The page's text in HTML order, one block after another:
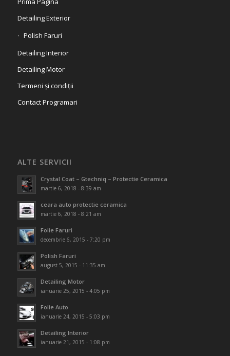
Detailing Exterior
Polish Faruri
Detailing Interior
Detailing Motor
Termeni și condiții
Contact Programari
ALTE SERVICII
Crystal Coat – Gtechniq – Protectie Ceramica
martie 6, 2018 - 8:39 am
ceara auto protectie ceramica
martie 6, 2018 - 8:21 am
Folie Faruri
decembrie 6, 2015 - 7:20 pm
Polish Faruri
august 5, 2015 - 11:35 am
Detailing Motor
ianuarie 25, 2015 - 4:05 pm
Folie Auto
ianuarie 24, 2015 - 5:03 pm
Detailing Interior
ianuarie 21, 2015 - 1:08 pm